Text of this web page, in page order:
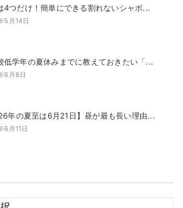
4つだけ！簡単にできる割れないシャボ...
5月14日
低学年の夏休みまでに教えておきたい「...
6月8日
年の夏至は6月21日】昼が最も長い理由...
6月11日